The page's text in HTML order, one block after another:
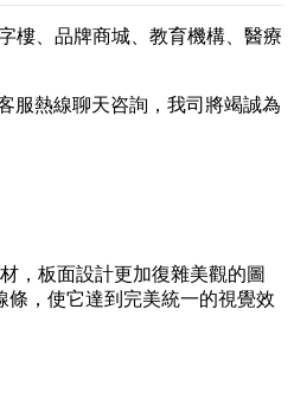
樓、品牌商城、教育機構、醫療
服熱線聊天咨詢，我司將竭誠為
，板面設計更加復雜美觀的圖
，使它達到完美統一的視覺效